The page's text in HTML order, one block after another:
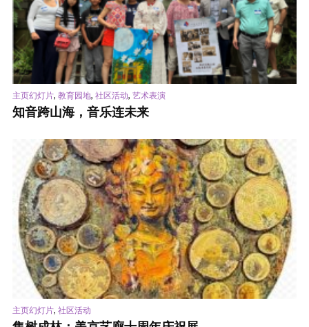
主页幻灯片, 教育园地, 社区活动, 艺术表演
知音跨山海，音乐连未来
主页幻灯片, 社区活动